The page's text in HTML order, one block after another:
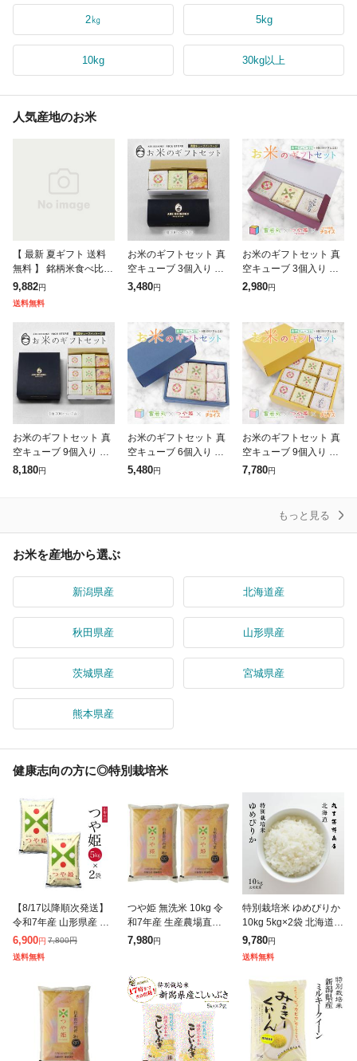
2㎏ 5kg
10kg 30kg以上
人気産地のお米
【 最新 夏ギフト 送料
無料 】 銘柄米食べ比べ
田心 9個 便利 詰合 佐賀
県産 北海道産 宮城県産
山形県産 島根県産 新潟
9,882円
送料無料
お米のギフトセット 真
空キューブ 3個入り 白
箱/黒箱 山形県産 つや
ルキークイ
3,480円
お米のギフトセット 真
空キューブ 3個入り 山
形県産 つや姫/雪若丸/
ーン/秋田県
2,980円
お米のギフトセット 真
空キューブ 9個入り 白
箱/黒箱 山形県産 つや
8,180円
お米のギフトセット 真
空キューブ 6個入り 山
形県産 つや姫/雪若丸/
5,480円
お米のギフトセット 真
空キューブ 9個入り 山
形県産 つや姫/雪若丸/
ーン/秋田県
7,780円
もっと見る
お米を産地から選ぶ
新潟県産 北海道産
秋田県産 山形県産
茨城県産 宮城県産
熊本県産
健康志向の方に◎特別栽培米
【8/17以降順次発送】
令和7年産 山形県産 つ
や姫 5kg×2 10kg 特別
栽培米 米 白米 送料無
料 お米
6,900円 7,800円
送料無料
つや姫 無洗米 10kg 令
和7年産 生産農場直送
山形県認証特別栽培米
7,980円
特別栽培米 ゆめぴりか
10kg 5kg×2袋 北海道深
川市音江産 玄米 白米
分づき米 令和7年産 特
A 真空パック可 送料無
9,780円
送料無料